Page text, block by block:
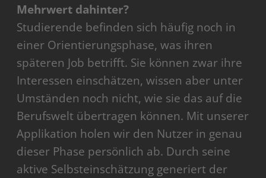
Mehrwert dahinter?
Studierende befinden sich häufig noch in
einer Orientierungsphase, was ihren
späteren Job betrifft. Sie können zwar ihre
Interessen einschätzen, wissen aber unter
Umständen noch nicht, wie sie das auf die
Berufswelt übertragen können. Mit unserer
Applikation holen wir den Nutzer in genau
dieser Phase persönlich ab. Durch seine
aktive Selbsteinschätzung generiert der